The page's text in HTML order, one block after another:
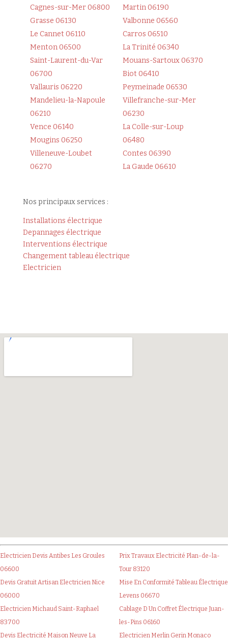
Cagnes-sur-Mer 06800
Grasse 06130
Le Cannet 06110
Menton 06500
Saint-Laurent-du-Var
06700
Vallauris 06220
Mandelieu-la-Napoule
06210
Vence 06140
Mougins 06250
Villeneuve-Loubet
06270
Martin 06190
Valbonne 06560
Carros 06510
La Trinité 06340
Mouans-Sartoux 06370
Biot 06410
Peymeinade 06530
Villefranche-sur-Mer
06230
La Colle-sur-Loup
06480
Contes 06390
La Gaude 06610
Nos principaux services :
Installations électrique
Depannages électrique
Interventions électrique
Changement tableau électrique
Electricien
Electricien Devis Antibes Les Groules
06600
Devis Gratuit Artisan Electricien Nice
06000
Electricien Michaud Saint-Raphael
83700
Devis Electricité Maison Neuve La
Prix Travaux Electricité Plan-de-la-
Tour 83120
Mise En Conformité Tableau Électrique
Levens 06670
Cablage D Un Coffret Électrique Juan-
les-Pins 06160
Electricien Merlin Gerin Monaco